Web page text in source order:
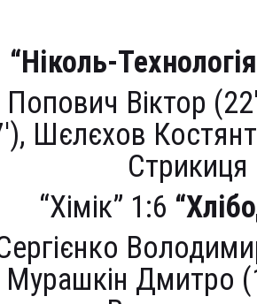
“Ніколь-
Віктор
Шєлєхов
“Хімік” 1:6
Мурашкін Дмитро